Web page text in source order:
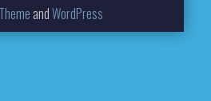
andWordPress